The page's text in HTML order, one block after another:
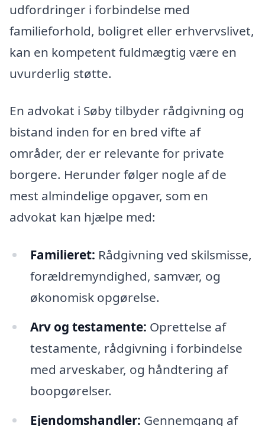
udfordringer i forbindelse med
familieforhold, boligret eller erhvervslivet,
kan en kompetent fuldmægtig være en
uvurderlig støtte.
En advokat i Søby tilbyder rådgivning og
bistand inden for en bred vifte af
områder, der er relevante for private
borgere. Herunder følger nogle af de
mest almindelige opgaver, som en
advokat kan hjælpe med:
Familieret: Rådgivning ved skilsmisse,
forældremyndighed, samvær, og
økonomisk opgørelse.
Arv og testamente: Oprettelse af
testamente, rådgivning i forbindelse
med arveskaber, og håndtering af
boopgørelser.
Ejendomshandler: Gennemgang af